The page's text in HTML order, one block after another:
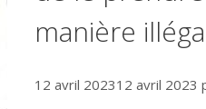
manière
12 avril 202312 avril 2023